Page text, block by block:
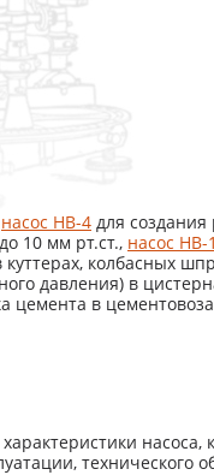
насос НВ-4 для
10 мм рт.ст., насос НВ-
колбасных
давления) в
цемента в
насоса,
технического